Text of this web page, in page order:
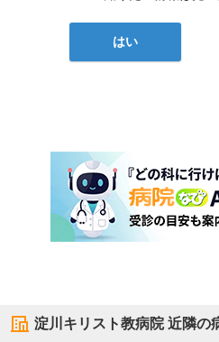
はい
淀川キリスト教病院近隣の